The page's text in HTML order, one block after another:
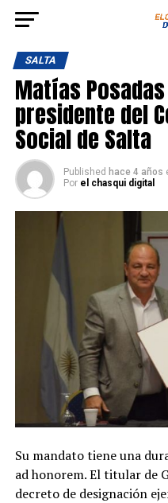
SALTA
Matías
presidente del
Social de Salta
Published hace 4 años
Por el chasqui digital
Su mandato tiene una
ad honorem. El titular de
decreto de designación